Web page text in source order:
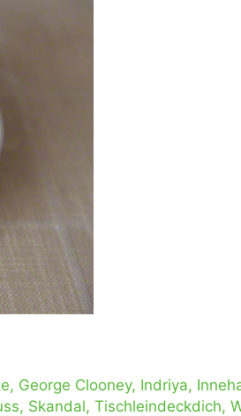
, George Clooney, Indriya,
, Skandal, Tischleindeckdich,